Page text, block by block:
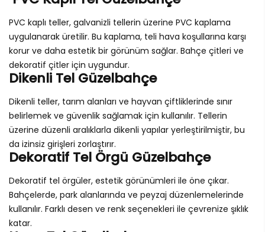
PVC kaplı teller, galvanizli tellerin üzerine PVC kaplama
uygulanarak üretilir. Bu kaplama, teli hava koşullarına karşı
korur ve daha estetik bir görünüm sağlar. Bahçe çitleri ve
dekoratif çitler için uygundur.
Dikenli Tel Güzelbahçe
Dikenli teller, tarım alanları ve hayvan çiftliklerinde sınır
belirlemek ve güvenlik sağlamak için kullanılır. Tellerin
üzerine düzenli aralıklarla dikenli yapılar yerleştirilmiştir, bu
da izinsiz girişleri zorlaştırır.
Dekoratif Tel Örgü Güzelbahçe
Dekoratif tel örgüler, estetik görünümleri ile öne çıkar.
Bahçelerde, park alanlarında ve peyzaj düzenlemelerinde
kullanılır. Farklı desen ve renk seçenekleri ile çevrenize şıklık
katar.